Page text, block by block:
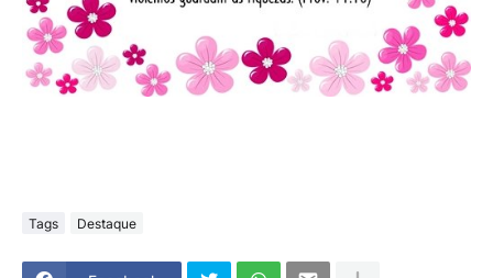
Tags Destaque